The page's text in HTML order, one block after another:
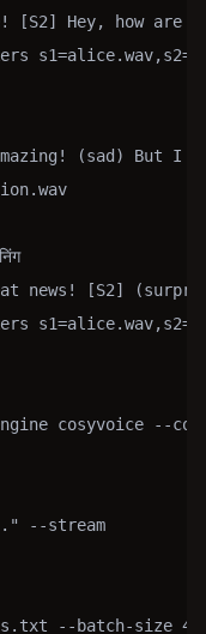
[S2] Hey, how are
(sad) But
news! [S2]
cosyvoice --
--stream
--batch-size 4